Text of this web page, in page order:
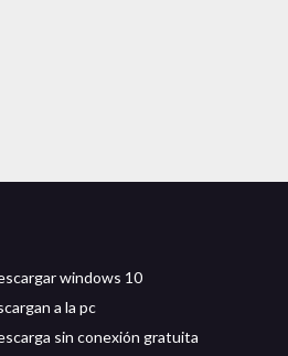
windows 10
a la pc
sin conexión gratuita